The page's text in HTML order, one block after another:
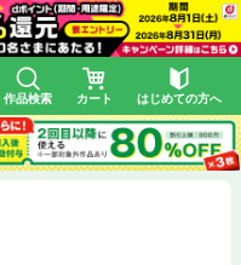
作品検索 カート はじめての方へ